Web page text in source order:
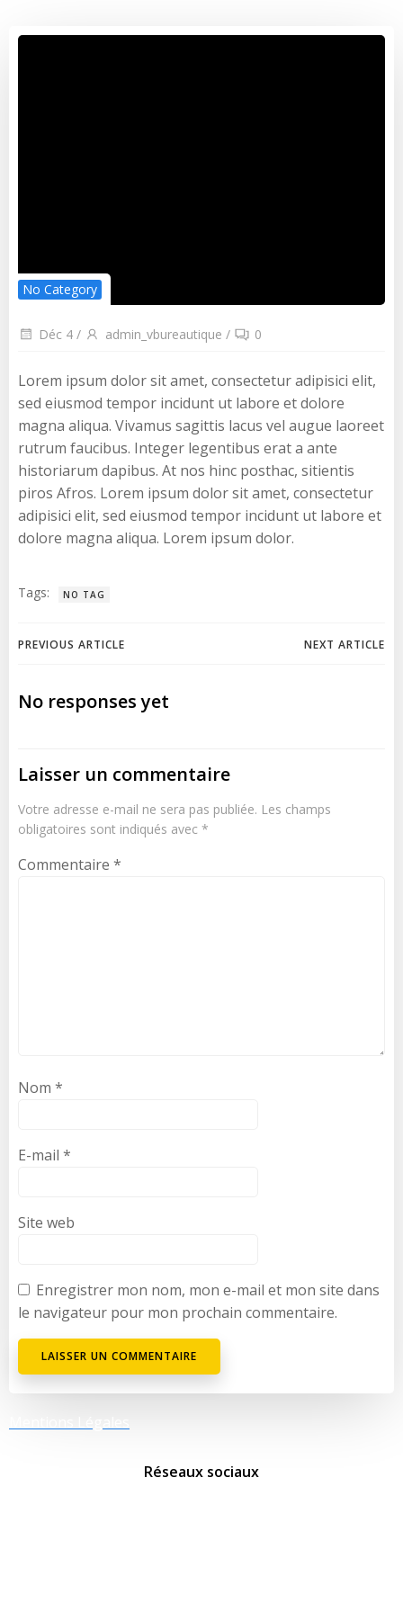
No Category
Déc 4 / admin_vbureautique / 0
Lorem ipsum dolor sit amet, consectetur adipisici elit,
sed eiusmod tempor incidunt ut labore et dolore
magna aliqua. Vivamus sagittis lacus vel augue laoreet
rutrum faucibus. Integer legentibus erat a ante
historiarum dapibus. At nos hinc posthac, sitientis
piros Afros. Lorem ipsum dolor sit amet, consectetur
adipisici elit, sed eiusmod tempor incidunt ut labore et
dolore magna aliqua. Lorem ipsum dolor.
Tags: NO TAG
Navigation
de
PREVIOUS ARTICLE
Navigation
NEXT ARTICLE
No responses yet
Laisser un commentaire
Votre adresse e-mail ne sera pas publiée. Les champs
obligatoires sont indiqués avec *
Commentaire *
Nom *
E-mail *
Site web
Enregistrer mon nom, mon e-mail et mon site dans
le navigateur pour mon prochain commentaire.
Réseaux sociaux